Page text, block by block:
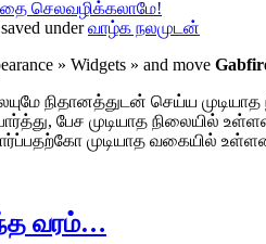
underவாழ்க நலமுடன்
» Widgets » and move
நிதானத்துடன் செய்ய
பார்த்து, பேச முடியாத
முடியாத வகையில்
வரம்…